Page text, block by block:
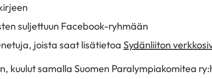
suljettuun Facebook-ryhmään
joista saat lisätietoa Sydänliiton
kuulut samalla Suomen Paralympiakomitea